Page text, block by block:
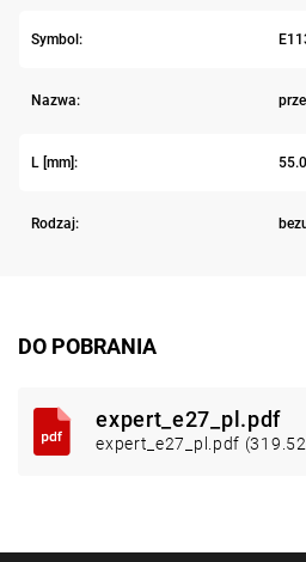
Symbol:
Nazwa:
L [mm]:
Rodzaj:
DO POBRANIA
expert_e27_pl.pdf
expert_e27_pl.pdf